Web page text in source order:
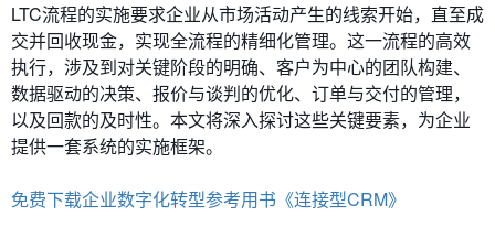
LTC流程的实施要求企业从市场活动产生的线索开始，直至成
交并回收现金，实现全流程的精细化管理。这一流程的高效
执行，涉及到对关键阶段的明确、客户为中心的团队构建、
数据驱动的决策、报价与谈判的优化、订单与交付的管理，
以及回款的及时性。本文将深入探讨这些关键要素，为企业
提供一套系统的实施框架。
免费下载企业数字化转型参考用书《连接型CRM》